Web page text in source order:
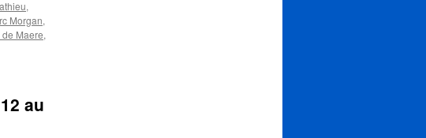
,
Morgan,
de Maere,
au